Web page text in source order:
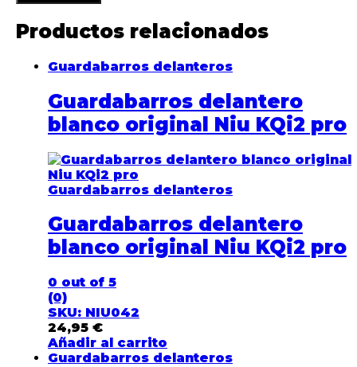
Productos relacionados
Guardabarros delanteros
Guardabarros delantero
blanco original Niu KQi2 pro
Guardabarros delanteros
Guardabarros delantero
blanco original Niu KQi2 pro
0 out of 5
(0)
SKU: NIU042
24,95 €
Añadir al carrito
Guardabarros delanteros